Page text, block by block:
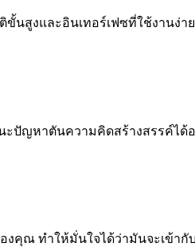
บัติขั้นสูงและอินเทอร์เฟซที่ใช้งา
ะปัญหาตันความคิดสร้างสรรค์ได้
องคุณ ทำให้มั่นใจได้ว่ามันจะเข้า